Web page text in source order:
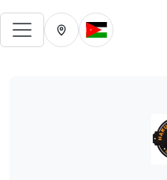
تغيير الدولة الحالية
تغيير المدينة